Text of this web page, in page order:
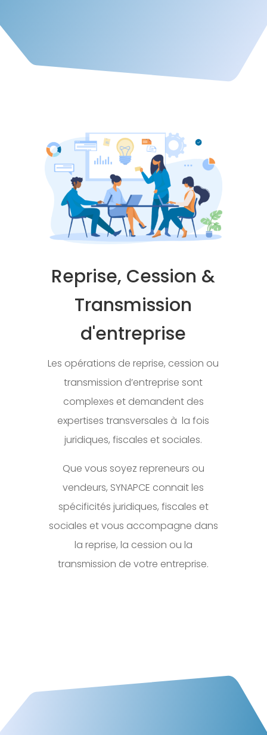
Reprise, Cession &
Transmission
d'entreprise
Les opérations de reprise, cession ou
transmission d’entreprise sont
complexes et demandent des
expertises transversales à la fois
juridiques, fiscales et sociales.
Que vous soyez repreneurs ou
vendeurs, SYNAPCE connait les
spécificités juridiques, fiscales et
sociales et vous accompagne dans
la reprise, la cession ou la
transmission de votre entreprise.